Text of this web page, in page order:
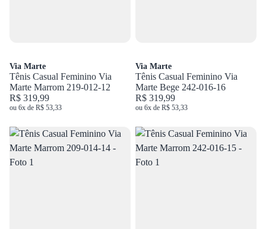
Via Marte
Tênis Casual Feminino Via
Marte Marrom 219-012-12
R$ 319,99
ou 6x de R$ 53,33
Via Marte
Tênis Casual Feminino Via
Marte Bege 242-016-16
R$ 319,99
ou 6x de R$ 53,33